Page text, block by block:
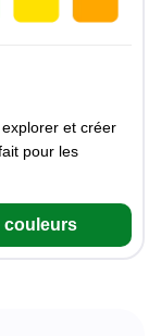
et créer
pour les
couleurs